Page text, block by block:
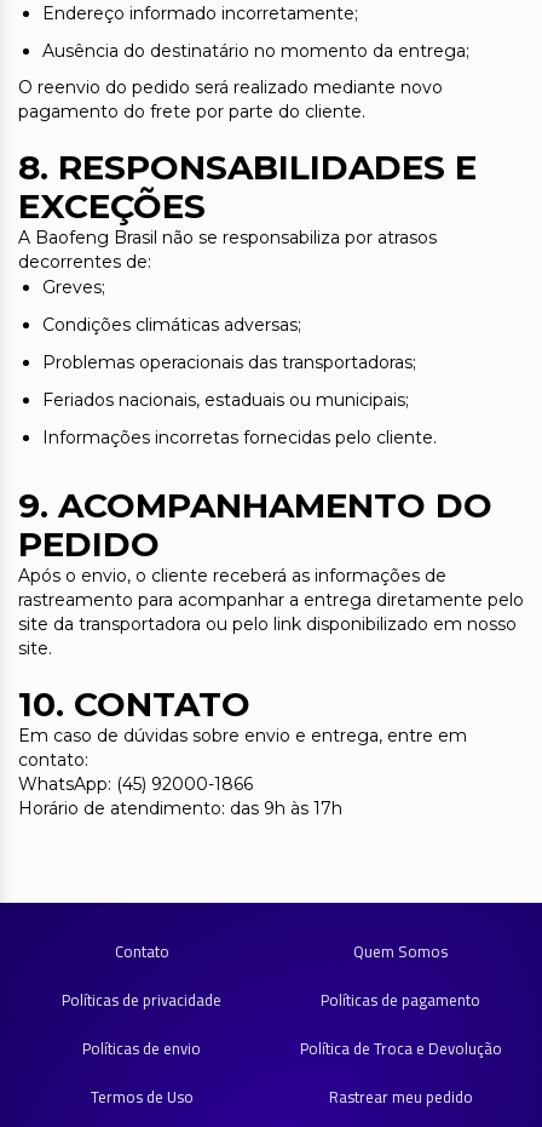
Endereço informado incorretamente;
Ausência do destinatário no momento da entrega;
O reenvio do pedido será realizado mediante novo
pagamento do frete por parte do cliente.
8. RESPONSABILIDADES E
EXCEÇÕES
A Baofeng Brasil não se responsabiliza por atrasos
decorrentes de:
Greves;
Condições climáticas adversas;
Problemas operacionais das transportadoras;
Feriados nacionais, estaduais ou municipais;
Informações incorretas fornecidas pelo cliente.
9. ACOMPANHAMENTO DO
PEDIDO
Após o envio, o cliente receberá as informações de
rastreamento para acompanhar a entrega diretamente pelo
site da transportadora ou pelo link disponibilizado em nosso
site.
10. CONTATO
Em caso de dúvidas sobre envio e entrega, entre em
contato:
WhatsApp: (45) 92000-1866
Horário de atendimento: das 9h às 17h
Contato
Quem Somos
Políticas de privacidade
Políticas de pagamento
Políticas de envio
Política de Troca e Devolução
Termos de Uso
Rastrear meu pedido